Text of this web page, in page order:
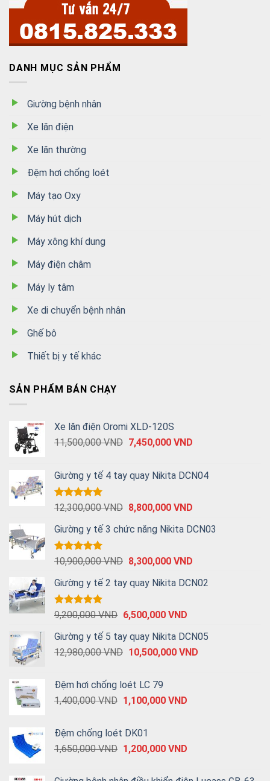
DANH MỤC SẢN PHẨM
Giường bệnh nhân
Xe lăn điện
Xe lăn thường
Đệm hơi chống loét
Máy tạo Oxy
Máy hút dịch
Máy xông khí dung
Máy điện châm
Máy ly tâm
Xe di chuyển bệnh nhân
Ghế bô
Thiết bị y tế khác
SẢN PHẨM BÁN CHẠY
Xe lăn điện Oromi XLD-120S
11,500,000VND 7,450,000 VND
Giường y tế 4 tay quay Nikita DCN04
Được xếp
5 sao
12,300,000VND 8,800,000 VND
Giường y tế 3 chức năng Nikita DCN03
Được xếp
5 sao
10,900,000VND 8,300,000 VND
Giường y tế 2 tay quay Nikita DCN02
Được xếp
5 sao
9,200,000VND 6,500,000 VND
Giường y tế 5 tay quay Nikita DCN05
12,980,000VND 10,500,000 VND
Đệm hơi chống loét LC 79
1,400,000VND 1,100,000 VND
Đệm chống loét DK01
1,650,000VND 1,200,000 VND